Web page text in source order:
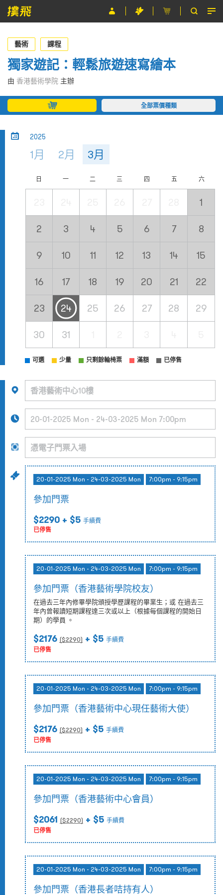
節目
主辦單位
關於撲飛
條款及細則
藝術 課程
獨家遊記：輕鬆旅遊速寫繪本
由 香港藝術學院 主辦
全部票價種類
2025
1月 2月 3月
日 一 二 三 四 五 六
1
2 3 4 5 6 7 8
9 10 11 12 13 14 15
16 17 18 19 20 21 22
23 24 25 26 27 28 29
30 31
可選 少量 只剩餘輪椅票 滿額 已停售
20-01-2025 Mon - 24-03-2025 Mon 7:00pm - 9:15pm
參加門票
$2290 + $5 手續費
已停售
20-01-2025 Mon - 24-03-2025 Mon 7:00pm - 9:15pm
參加門票（香港藝術學院校友）
在過去三年內修畢學院頒授學歷課程的畢業生；或 在過去三
年內曾報讀短期課程達三次或以上（根據每個課程的開始日
期）的學員 。
$2176 ($2290) + $5 手續費
已停售
20-01-2025 Mon - 24-03-2025 Mon 7:00pm - 9:15pm
參加門票（香港藝術中心現任藝術大使）
$2176 ($2290) + $5 手續費
已停售
20-01-2025 Mon - 24-03-2025 Mon 7:00pm - 9:15pm
參加門票（香港藝術中心會員）
$2061 ($2290) + $5 手續費
已停售
20-01-2025 Mon - 24-03-2025 Mon 7:00pm - 9:15pm
參加門票（香港長者咭持有人）